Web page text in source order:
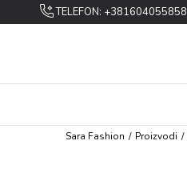
TELEFON: +381604055858
Sara Fashion Proizvodi